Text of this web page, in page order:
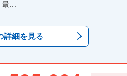
最...
詳細を見る